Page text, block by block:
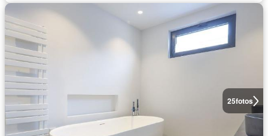
25fotos